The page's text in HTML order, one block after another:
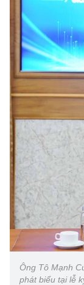
Ông Tô Mạnh
phát biểu tại lễ